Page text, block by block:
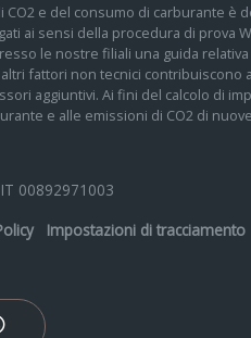
CO2 e del consumo di carburante
ai sensi della procedura di prova
le nostre filiali una guida
fattori non tecnici contribuiscono
aggiuntivi. Ai fini del calcolo di
e alle emissioni di CO2 di
IT 00892971003
Impostazioni di tracciamento